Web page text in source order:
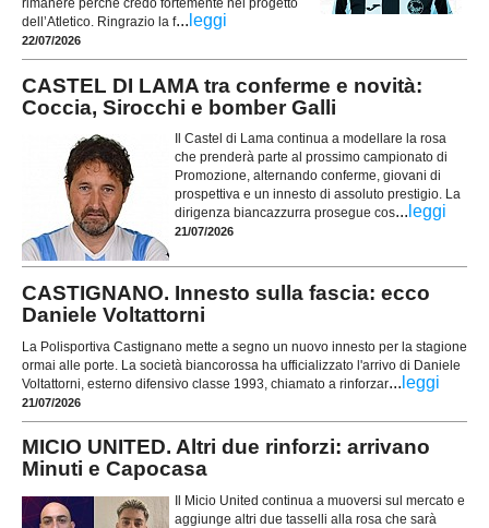
rimanere perché credo fortemente nel progetto
dell’Atletico. Ringrazio la f... leggi
22/07/2026
CASTEL DI LAMA tra conferme e novità:
Coccia, Sirocchi e bomber Galli
Il Castel di Lama continua a modellare la rosa
che prenderà parte al prossimo campionato di
Promozione, alternando conferme, giovani di
prospettiva e un innesto di assoluto prestigio. La
dirigenza biancazzurra prosegue cos... leggi
21/07/2026
CASTIGNANO. Innesto sulla fascia: ecco
Daniele Voltattorni
La Polisportiva Castignano mette a segno un nuovo innesto per la stagione
ormai alle porte. La società biancorossa ha ufficializzato l'arrivo di Daniele
Voltattorni, esterno difensivo classe 1993, chiamato a rinforzar... leggi
21/07/2026
MICIO UNITED. Altri due rinforzi: arrivano
Minuti e Capocasa
Il Micio United continua a muoversi sul mercato e
aggiunge altri due tasselli alla rosa che sarà